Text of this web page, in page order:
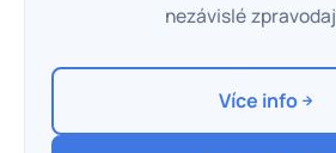
nezávislé
Více info